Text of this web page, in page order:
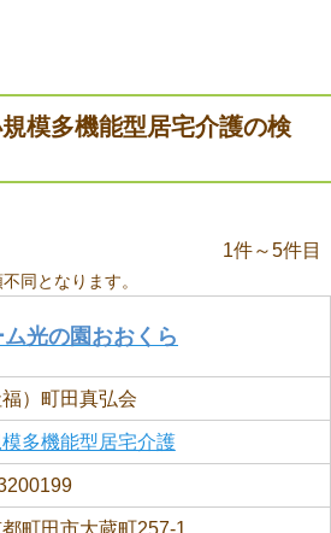
模多機能型居宅介護の検
1件～5件目
同となります。
光の園おおくら
福）町田真弘会
多機能型居宅介護
町田市大蔵町257-1